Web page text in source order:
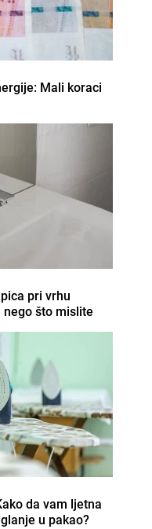
Mali koraci
pri vrhu
što mislite
da vam ljetna
u pakao?